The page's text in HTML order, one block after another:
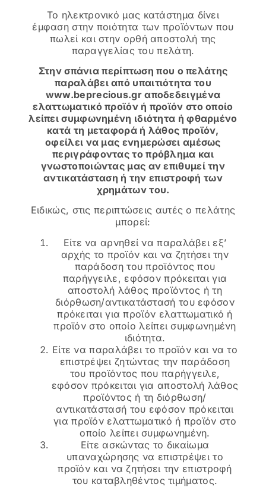
Το ηλεκτρονικό μας κατάστημα δίνει
έμφαση στην ποιότητα των προϊόντων που
πωλεί και στην ορθή αποστολή της
παραγγελίας του πελάτη.
Στην σπάνια περίπτωση που ο πελάτης
παραλάβει από υπαιτιότητα του
www.beprecious.gr αποδεδειγμένα
ελαττωματικό προϊόν ή προϊόν στο οποίο
λείπει συμφωνημένη ιδιότητα ή φθαρμένο
κατά τη μεταφορά ή λάθος προϊόν,
οφείλει να μας ενημερώσει αμέσως
περιγράφοντας το πρόβλημα και
γνωστοποιώντας μας αν επιθυμεί την
αντικατάσταση ή την επιστροφή των
χρημάτων του.
Ειδικώς, στις περιπτώσεις αυτές ο πελάτης
μπορεί:
Είτε να αρνηθεί να παραλάβει εξ’
αρχής το προϊόν και να ζητήσει την
παράδοση του προϊόντος που
παρήγγειλε, εφόσον πρόκειται για
αποστολή λάθος προϊόντος ή τη
διόρθωση/αντικατάστασή του εφόσον
πρόκειται για προϊόν ελαττωματικό ή
προϊόν στο οποίο λείπει συμφωνημένη
ιδιότητα.
Είτε να παραλάβει το προϊόν και να το
επιστρέψει ζητώντας την παράδοση
του προϊόντος που παρήγγειλε,
εφόσον πρόκειται για αποστολή λάθος
προϊόντος ή τη διόρθωση/
αντικατάστασή του εφόσον πρόκειται
για προϊόν ελαττωματικό ή προϊόν στο
οποίο λείπει συμφωνημένη.
Είτε ασκώντας το δικαίωμα
υπαναχώρησης να επιστρέψει το
προϊόν και να ζητήσει την επιστροφή
του καταβληθέντος τιμήματος.